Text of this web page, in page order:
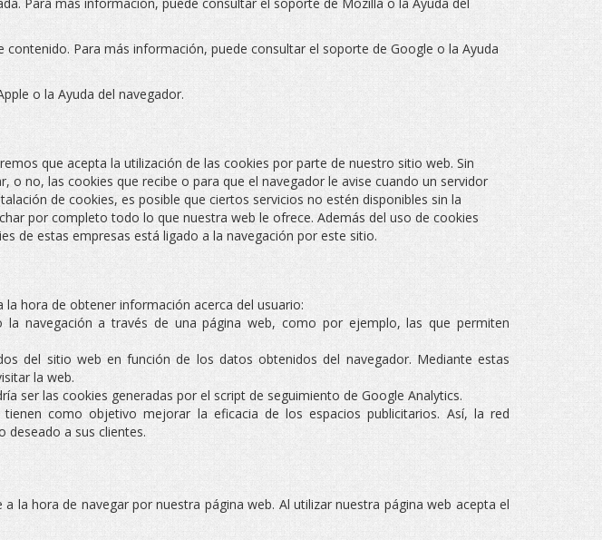
Para más información, puede consultar el soporte de Google o la Ayuda
o la Ayuda del navegador.
que acepta la utilización de las cookies por parte de nuestro sitio web. Sin
no, las cookies que recibe o para que el navegador le avise cuando un servidor
de cookies, es posible que ciertos servicios no estén disponibles sin la
por completo todo lo que nuestra web le ofrece. Además del uso de cookies
de estas empresas está ligado a la navegación por este sitio.
la hora de obtener información acerca del usuario:
la navegación a través de una página web, como por ejemplo, las que permiten
del sitio web en función de los datos obtenidos del navegador. Mediante estas
la web.
ser las cookies generadas por el script de seguimiento de Google Analytics.
como objetivo mejorar la eficacia de los espacios publicitarios. Así, la red
deseado a sus clientes.
hora de navegar por nuestra página web. Al utilizar nuestra página web acepta el